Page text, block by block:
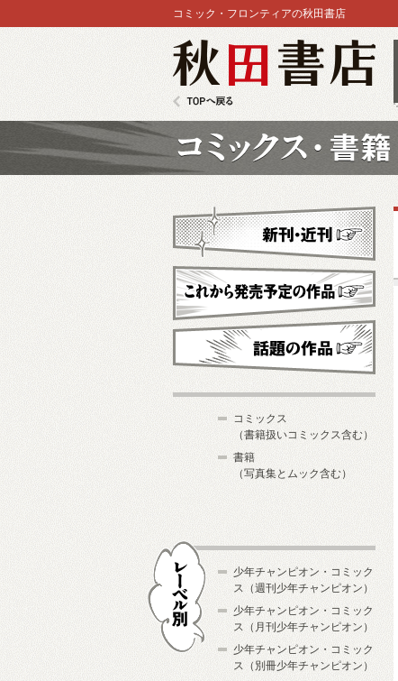
コミック・フロンティアの秋田書店
新刊・近刊
これから発売予定
コミックス
（書籍扱いコミックス含む）
書籍
（写真集とムック含む）
少年チャンピオン・コミック
ス（週刊少年チャンピオン）
少年チャンピオン・コミック
ス（月刊少年チャンピオン）
少年チャンピオン・コミック
ス（別冊少年チャンピオン）